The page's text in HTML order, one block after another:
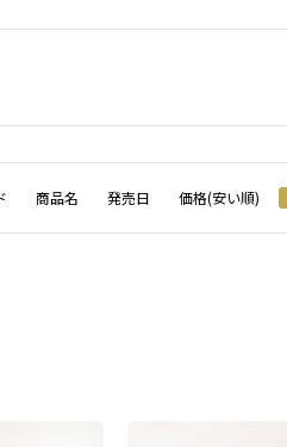
商品名 発売日 価格(安い順)